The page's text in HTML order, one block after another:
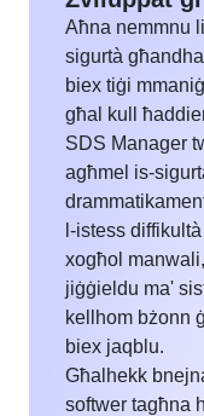
Aħna nemmnu
sigurtà
biex tiġi
għal kull
SDS Manager
agħmel is-
l-istess
xogħol
jiġġieldu ma'
kellhom bżonn
biex jaqblu.
Għalhekk
softwer tagħna